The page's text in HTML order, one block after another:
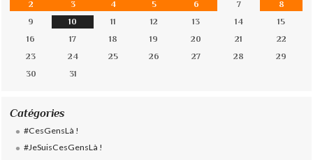
2
3 4 5 6 7
8
9
10 11 12 13 14
15
16
17 18 19 20 21
22
23
24 25 26 27 28
29
30
31
Catégories
#CesGensLà !
#JeSuisCesGensLà !